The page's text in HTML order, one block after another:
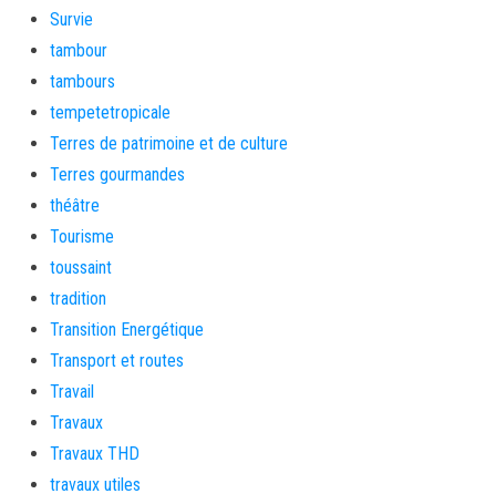
Survie
tambour
tambours
tempetetropicale
Terres de patrimoine et de culture
Terres gourmandes
théâtre
Tourisme
toussaint
tradition
Transition Energétique
Transport et routes
Travail
Travaux
Travaux THD
travaux utiles